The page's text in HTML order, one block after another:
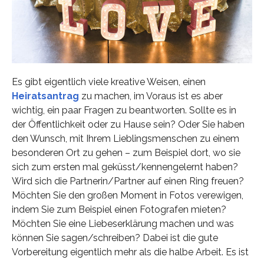
Es gibt eigentlich viele kreative Weisen, einen
Heiratsantrag zu machen, im Voraus ist es aber
wichtig, ein paar Fragen zu beantworten. Sollte es in
der Öffentlichkeit oder zu Hause sein? Oder Sie haben
den Wunsch, mit Ihrem Lieblingsmenschen zu einem
besonderen Ort zu gehen – zum Beispiel dort, wo sie
sich zum ersten mal geküsst/kennengelernt haben?
Wird sich die Partnerin/Partner auf einen Ring freuen?
Möchten Sie den großen Moment in Fotos verewigen,
indem Sie zum Beispiel einen Fotografen mieten?
Möchten Sie eine Liebeserklärung machen und was
können Sie sagen/schreiben? Dabei ist die gute
Vorbereitung eigentlich mehr als die halbe Arbeit. Es ist